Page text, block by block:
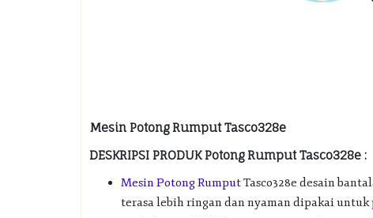
Mesin Potong Rumput Tasco328e
DESKRIPSI PRODUK Potong Rumput Tasco328e :
Mesin Potong RumputTasco328e desain
terasa lebih ringan dan nyaman dipakai untuk